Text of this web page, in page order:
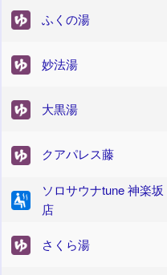
ふくの湯
妙法湯
大黒湯
クアパレス藤
ソロサウナtune 神楽坂
店
さくら湯